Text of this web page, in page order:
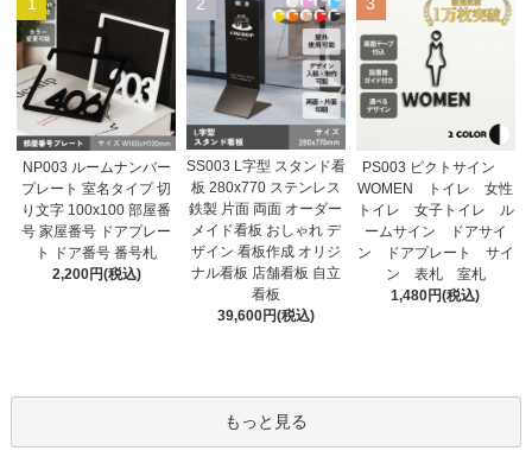
1
NP003 ルームナンバー
プレート 室名タイプ 切
り文字 100x100 部屋番
号 家屋番号 ドアプレー
ト ドア番号 番号札
2,200円(税込)
2
SS003 L字型 スタンド看
板 280x770 ステンレス
鉄製 片面 両面 オーダー
メイド看板 おしゃれ デ
ザイン 看板作成 オリジ
ナル看板 店舗看板 自立
看板
39,600円(税込)
3
PS003 ピクトサイン
WOMEN トイレ 女性
トイレ 女子トイレ ル
ームサイン ドアサイ
ン ドアプレート サイ
ン 表札 室札
1,480円(税込)
もっと見る